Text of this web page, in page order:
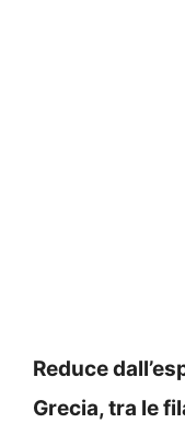
Reduce
Grecia, tra le